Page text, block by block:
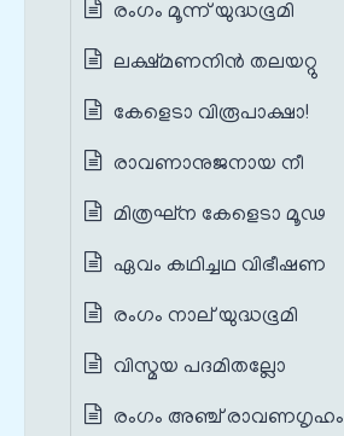
രംഗം മൂന്ന് യുദ്ധഭൂമി
ലക്ഷ്മണനിന്‍ തലയറ്റു
കേളെടാ വിരൂപാക്ഷാ!
രാവണാനുജനായ നീ
മിത്രഘ്ന കേളെടാ മൂഢ
ഏവം കഥിച്ചഥ വിഭീഷണ
രംഗം നാല് യുദ്ധഭൂമി
വിസ്മയ പദമിതല്ലോ
രംഗം അഞ്ച് രാവണഗൃഹം